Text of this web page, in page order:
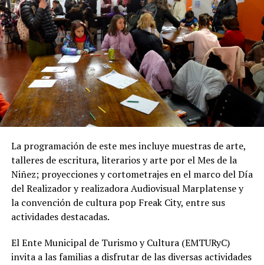
prevé la reconstrucción de veredas y pavimentos
afectados por las excavaciones, así como la reposición
de material granular en las calles intervenidas.
Desde OSSE destacaron que la ampliación del sistema
cloacal representa un aporte importante para la
protección ambiental, ya que permite disminuir la
utilización de pozos absorbentes y contribuye a
preservar las napas de agua subterránea, además de
mejorar las condiciones de higiene y salubridad para los
vecinos.
Tras la apertura de sobres, el expediente continuará su
recorrido administrativo con la intervención de la
Comisión de Estudio de Ofertas y Adjudicación, que
tendrá a su cargo la evaluación de las propuestas
obra.
La programación de este mes incluye muestras de arte,
talleres de escritura, literarios y arte por el Mes de la
Niñez; proyecciones y cortometrajes en el marco del Día
del Realizador y realizadora Audiovisual Marplatense y
la convención de cultura pop Freak City, entre sus
actividades destacadas.
El Ente Municipal de Turismo y Cultura (EMTURyC)
invita a las familias a disfrutar de las diversas actividades